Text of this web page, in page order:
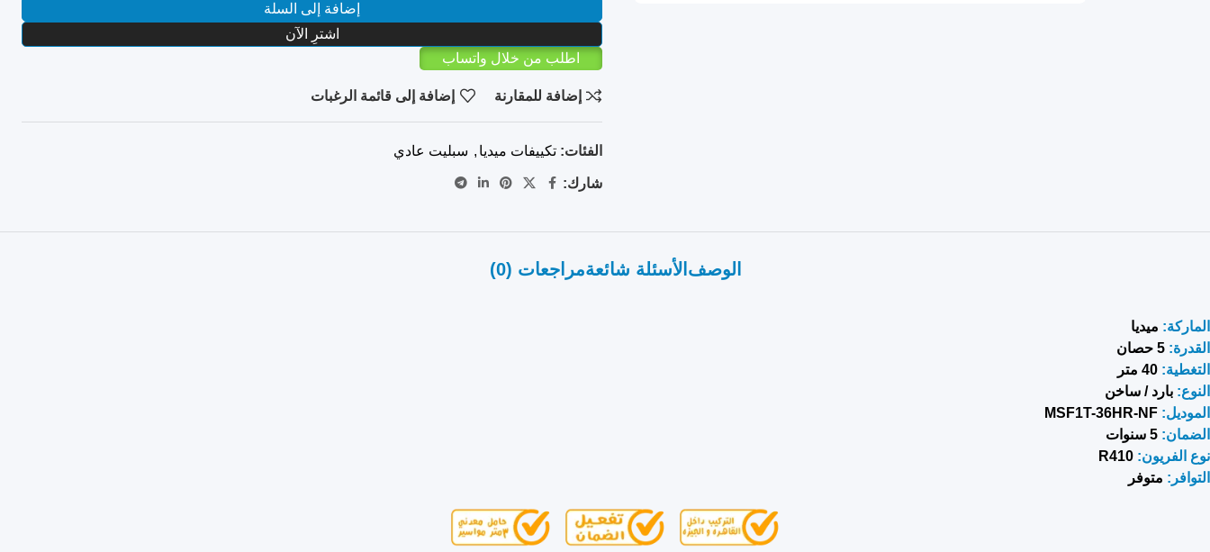
إضافة إلى السلة
اشترِ الآن
اطلب من خلال واتساب
إضافة للمقارنة إضافة إلى قائمة الرغبات
الفئات: تكييفات ميديا , سبليت عادي
شارك:
الوصف الأسئلة شائعةمراجعات (0)
الماركة: ميديا
القدرة: 5 حصان
التغطية:
النوع: بارد / ساخن
الموديل: MSF1T-36HR-NF
الضمان: 5 سنوات
نوع الفريون: R410
التوافر: متوفر